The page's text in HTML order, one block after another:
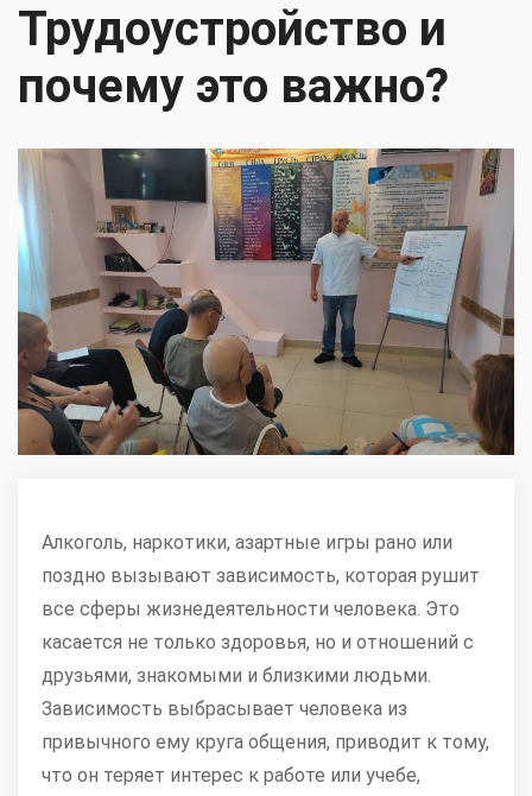
Трудоустройство и
почему это важно?
Алкоголь, наркотики, азартные игры рано или
поздно вызывают зависимость, которая рушит
все сферы жизнедеятельности человека. Это
касается не только здоровья, но и отношений с
друзьями, знакомыми и близкими людьми.
Зависимость выбрасывает человека из
привычного ему круга общения, приводит к тому,
что он теряет интерес к работе или учебе,